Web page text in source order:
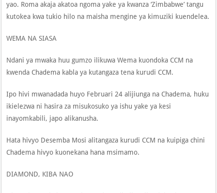
yao. Roma akaja akatoa ngoma yake ya kwanza ‘Zimbabwe’ tangu
kutokea kwa tukio hilo na maisha mengine ya kimuziki kuendelea.
WEMA NA SIASA
Ndani ya mwaka huu gumzo ilikuwa Wema kuondoka CCM na
kwenda Chadema kabla ya kutangaza tena kurudi CCM.
Ipo hivi mwanadada huyo Februari 24 alijiunga na Chadema, huku
ikielezwa ni hasira za misukosuko ya ishu yake ya kesi
inayomkabili, japo alikanusha.
Hata hivyo Desemba Mosi alitangaza kurudi CCM na kuipiga chini
Chadema hivyo kuonekana hana msimamo.
DIAMOND, KIBA NAO